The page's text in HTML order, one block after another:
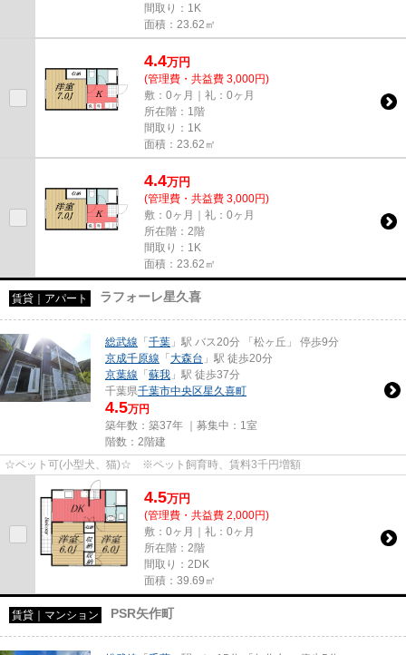
間取り：1K
面積：23.62㎡
4.4万円
(管理費・共益費 3,000円)
敷：0ヶ月｜礼：0ヶ月
所在階：1階
間取り：1K
面積：23.62㎡
4.4万円
(管理費・共益費 3,000円)
敷：0ヶ月｜礼：0ヶ月
所在階：2階
間取り：1K
面積：23.62㎡
賃貸｜アパート ラフォーレ星久喜
総武線 「 千葉 」駅 バス20分 「松ヶ丘」 停歩9分
京成千原線 「 大森台 」駅 徒歩20分
京葉線 「 蘇我 」駅 徒歩37分
千葉県千葉市中央区星久喜町
4.5万円
築年数：築37年 ｜募集中： 1室
階数：2階建
☆ペット可(小型犬、猫)☆ ※ペット飼育時、賃料3千円増額
4.5万円
(管理費・共益費 2,000円)
敷：0ヶ月｜礼：0ヶ月
所在階：2階
間取り：2DK
面積：39.69㎡
賃貸｜マンション PSR矢作町